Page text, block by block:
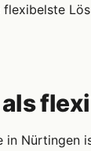
in Nürtingen